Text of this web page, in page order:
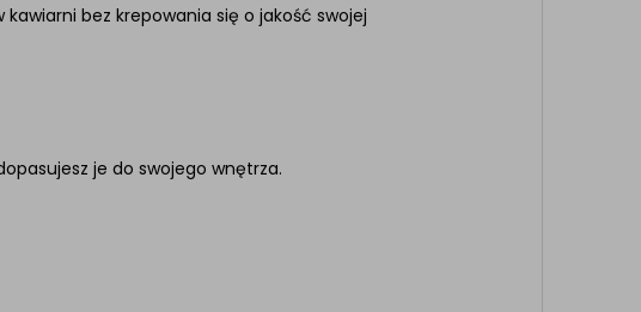
bez krepowania się o jakość swojej
je do swojego wnętrza.